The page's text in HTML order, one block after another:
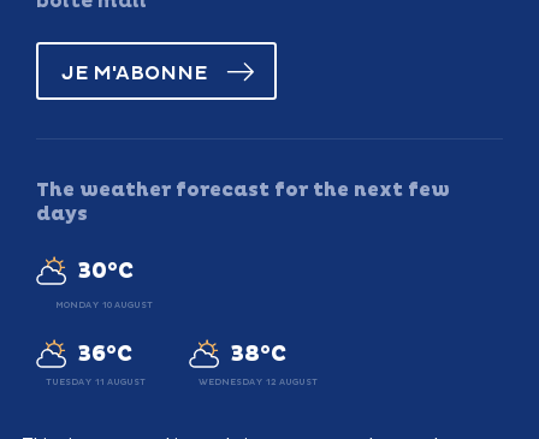
JE M'ABONNE
The weather forecast for the next few
days
30°C
MONDAY 10 AUGUST
36°C
TUESDAY 11 AUGUST
38°C
WEDNESDAY 12 AUGUST